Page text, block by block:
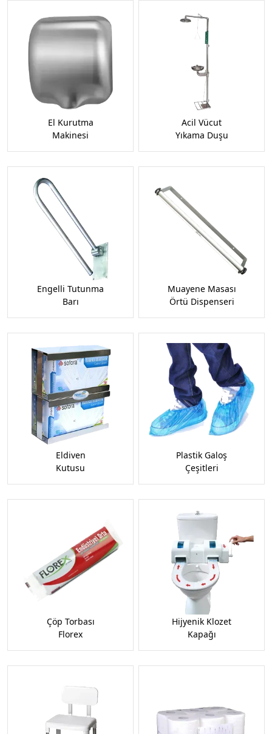
El Kurutma
Makinesi
Acil Vücut
Yıkama Duşu
Engelli Tutunma
Barı
Muayene Masası
Örtü Dispenseri
Eldiven
Kutusu
Plastik Galoş
Çeşitleri
Çöp Torbası
Florex
Hijyenik Klozet
Kapağı